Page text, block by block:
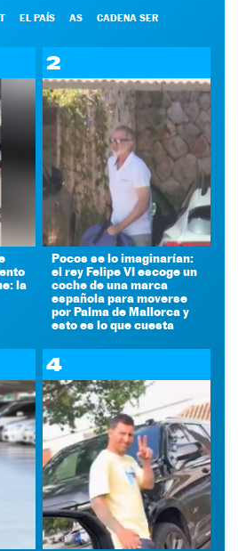
EL PAÍS AS CADENA SER
la
2
Pocos se lo imaginarían:
el rey Felipe VI escoge un
coche de una marca
española para moverse
por Palma de Mallorca y
esto es lo que cuesta
4